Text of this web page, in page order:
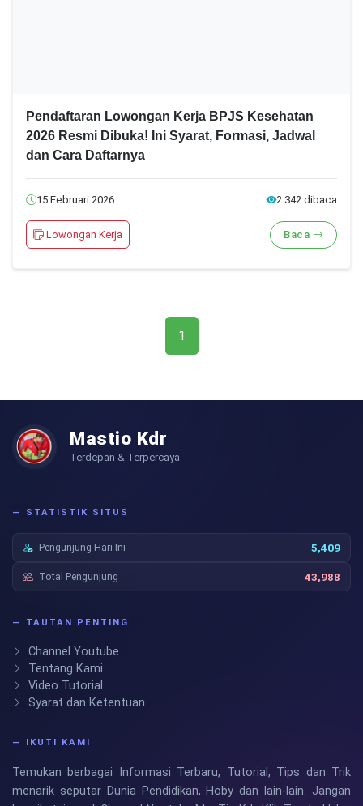
Pendaftaran Lowongan Kerja BPJS Kesehatan
2026 Resmi Dibuka! Ini Syarat, Formasi, Jadwal
dan Cara Daftarnya
15 Februari 2026 2.342 dibaca
Lowongan Kerja Baca
1
Mastio Kdr
Terdepan & Terpercaya
— STATISTIK SITUS
Pengunjung Hari Ini 5,409
Total Pengunjung 43,988
— TAUTAN PENTING
Channel Youtube
Tentang Kami
Video Tutorial
Syarat dan Ketentuan
— IKUTI KAMI
Temukan berbagai Informasi Terbaru, Tutorial, Tips dan Trik
menarik seputar Dunia Pendidikan, Hoby dan lain-lain. Jangan